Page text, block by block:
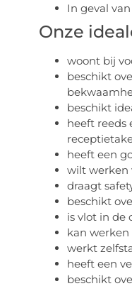
In geval
Onze
woont bij
beschikt
beschikt
heeft reeds
heeft een
wilt werken
draagt
beschikt
is vlot in de
kan werken
werkt
heeft een
beschikt